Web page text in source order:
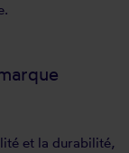
et la durabilité,